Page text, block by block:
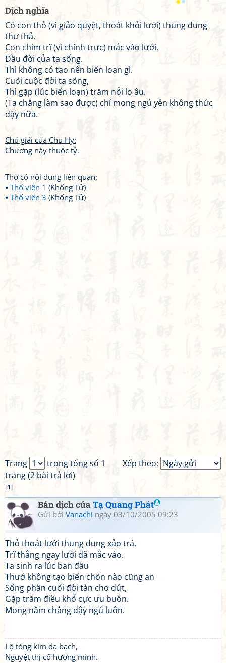
Dịch nghĩa
Có con thỏ (vì giảo quyệt, thoát khỏi lưới) thung dung
thư thả.
Con chim trĩ (vì chính trực) mắc vào lưới.
Đầu đời của ta sống.
Thì không có tạo nên biến loạn gì.
Cuối cuộc đời ta sống,
Thì gặp (lúc biến loạn) trăm nỗi lo âu.
(Ta chẳng làm sao được) chỉ mong ngủ yên không thức
dậy nữa.
Chú giải của Chu Hy:
Chương này thuộc tỷ.
Thơ có nội dung liên quan:
Thố viên 1 (Khổng Tử)
Thố viên 3 (Khổng Tử)
Xếp theo:
Trang
trong tổng số 1
trang (2 bài trả lời)
[1]
Bản dịch củaTạ Quang Phát
Gửi bởi Vanachi ngày 03/10/2005 09:23
Thỏ thoát lưới thung dung xảo trá,
Trĩ thẳng ngay lưới đã mắc vào.
Ta sinh ra lúc ban đầu
Thưở không tạo biến chốn nào cũng an
Sống phần cuối đời tàn cho dứt,
Gặp trăm điều khổ cực ưu buồn.
Mong nằm chẳng dậy ngủ luôn.
Lộ tòng kim dạ bạch,
Nguyệt thị cố hương minh.